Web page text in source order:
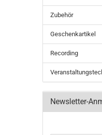
Zubehör
Geschenkartikel
Recording
Newsletter-